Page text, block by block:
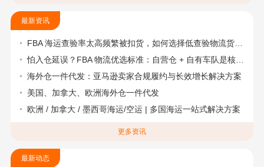
最新资讯
FBA 海运查验率太高频繁被扣货，如何选择低查验物流货代？
怕入仓延误？FBA 物流优选标准：自营仓 + 自有车队是核心硬指标
海外仓一件代发：亚马逊卖家合规履约与长效增长解决方案
美国、加拿大、欧洲海外仓一件代发
欧洲 / 加拿大 / 墨西哥海运/空运 | 多国海运一站式解决方案
更多资讯
最新动态